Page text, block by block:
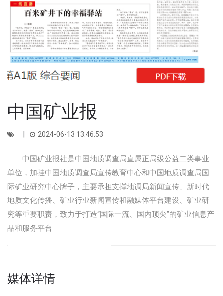
中国矿业报
2024-06-13 13:46:53
中国矿业报社是中国地质调查局直属正局级公益二类事业
单位，加挂中国地质调查局宣传教育中心和中国地质调查局国
际矿业研究中心牌子，主要承担支撑地调局新闻宣传、新时代
地质文化传播、矿业行业新闻宣传和融媒体平台建设、矿业研
究等重要职责，致力于打造“国际一流、国内顶尖”的矿业信息产
品和服务平台
媒体详情